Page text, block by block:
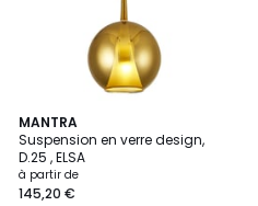
MANTRA
Suspension en verre design,
D.25 , ELSA
à partir de
145,20 €
5
Couleurs